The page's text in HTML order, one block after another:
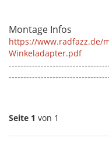
Montage Infos
https://www.radfazz.de/
Winkeladapter.pdf
Seite 1 von 1